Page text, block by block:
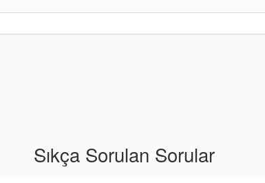
Sıkça Sorulan Sorular